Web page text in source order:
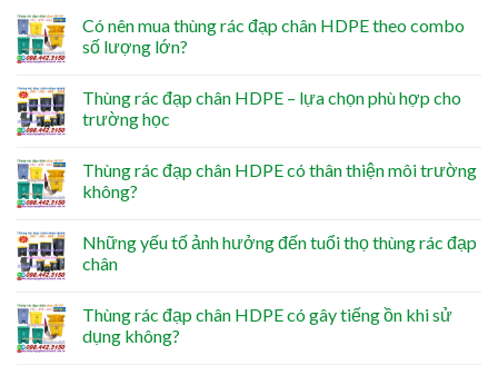
Có nên mua thùng rác đạp chân HDPE theo combo
số lượng lớn?
Thùng rác đạp chân HDPE – lựa chọn phù hợp cho
trường học
Thùng rác đạp chân HDPE có thân thiện môi trường
không?
Những yếu tố ảnh hưởng đến tuổi thọ thùng rác đạp
chân
Thùng rác đạp chân HDPE có gây tiếng ồn khi sử
dụng không?